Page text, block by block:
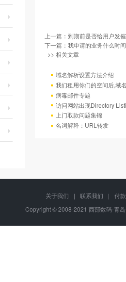
上一篇： 到期前是否给用户发
下一篇： 我申请的业务什么时
>> 相关文章
域名解析设置方法介绍
我们租用你们的空间后,域
病毒邮件专题
访问网站出现Directory
上门取款问题集锦
名词解释：URL转发
关于我们 | 联系我们 |
付
Copyright © 2008-2021 西部数码-青